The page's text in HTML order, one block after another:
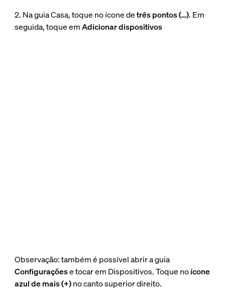
2. Na guia Casa, toque no ícone detrês pontos (…). Em
seguida, toque emAdicionar dispositivos
Observação: também é possível abrir a guia
Configuraçõese tocar em Dispositivos. Toque noícone
azul de mais (+)no canto superior direito.